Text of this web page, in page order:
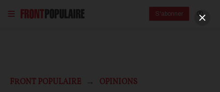
S'abonner
FRONT POPULAIRE OPINIONS